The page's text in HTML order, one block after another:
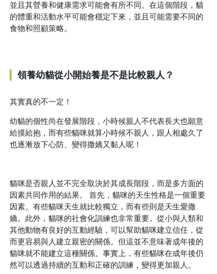
並且其營養和健康需求可能會有所不同。在這個階段，貓
的體重和活動水平可能會穩定下來，並且可能需要不同的
食物和照顧策略。
領養幼貓從小開始養是不是比較親人？
其實真的不一定！
幼貓的個性尚在發展階段，小時候親人不代表長大也願意
給摸給抱，而有些貓咪就算小時候不親人，跟人相處久了
也逐漸放下心防、變得撒嬌又黏人呢！
貓咪是否親人並不完全取決於其成長階段，而是多方面的
因素共同作用的結果。 首先，貓咪的天生性格是一個重要
因素。有些貓咪天生就比較獨立，而有些則是天生愛撒
嬌。此外，貓咪的社會化訓練也非常重要。從小與人類和
其他動物有良好的互動經驗，可以幫助貓咪建立信任，從
而更容易與人建立親密的關係。但這並不意味著成年後的
貓咪就不能建立這種關係。事實上，有些貓咪在成年後仍
然可以透過持續的互動和正確的訓練，變得更加親人。